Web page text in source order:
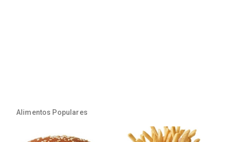
Alimentos Populares